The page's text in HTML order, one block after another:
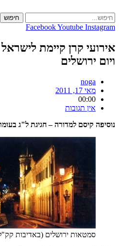
to
content
חיפוש
FacebookYoutube Instagram
אירועי קרן קיימת
ויום ירושלים
noga
מאי 17, 2011
00:00
אין תגובות
נוסיפה קיסם למדורה – חגיגת ל"ג
סמטאות ירושלים (באדיבות